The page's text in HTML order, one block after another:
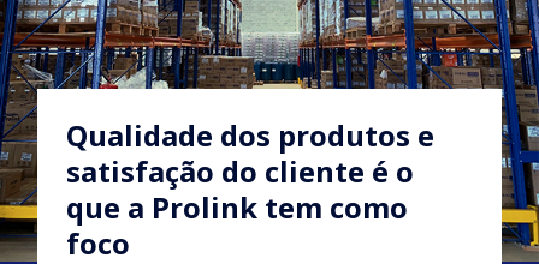
Qualidade dos produtos e
satisfação do cliente é o
que a Prolink tem como
foco